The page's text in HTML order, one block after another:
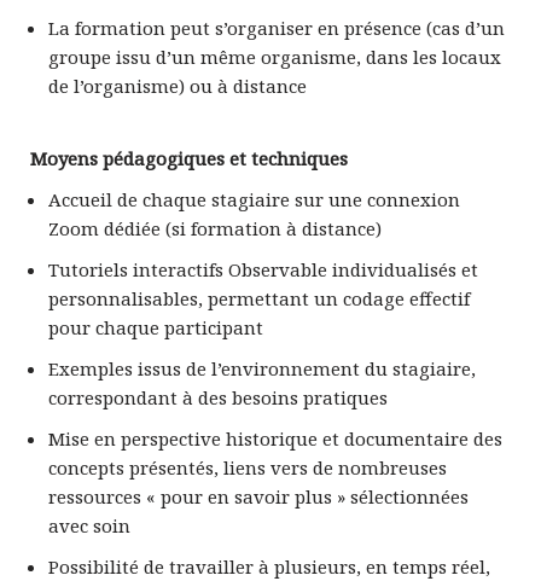
La formation peut s’organiser en présence (cas d’un
groupe issu d’un même organisme, dans les locaux
de l’organisme) ou à distance
Moyens pédagogiques et techniques
Accueil de chaque stagiaire sur une connexion
Zoom dédiée (si formation à distance)
Tutoriels interactifs Observable individualisés et
personnalisables, permettant un codage effectif
pour chaque participant
Exemples issus de l’environnement du stagiaire,
correspondant à des besoins pratiques
Mise en perspective historique et documentaire des
concepts présentés, liens vers de nombreuses
ressources « pour en savoir plus » sélectionnées
avec soin
Possibilité de travailler à plusieurs, en temps réel,